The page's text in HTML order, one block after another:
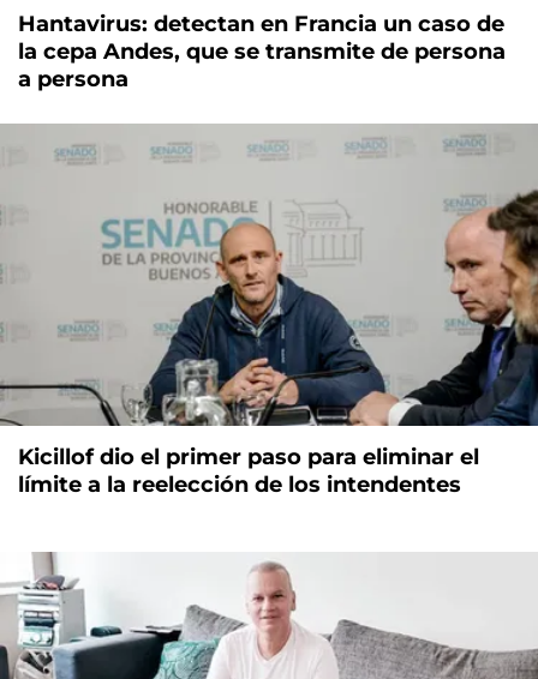
Hantavirus: detectan en Francia un caso de
la cepa Andes, que se transmite de persona
a persona
Kicillof dio el primer paso para eliminar el
límite a la reelección de los intendentes